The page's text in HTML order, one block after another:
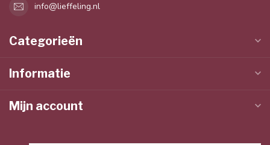
info@lieffeling.nl
Categorieën
Informatie
Mijn account